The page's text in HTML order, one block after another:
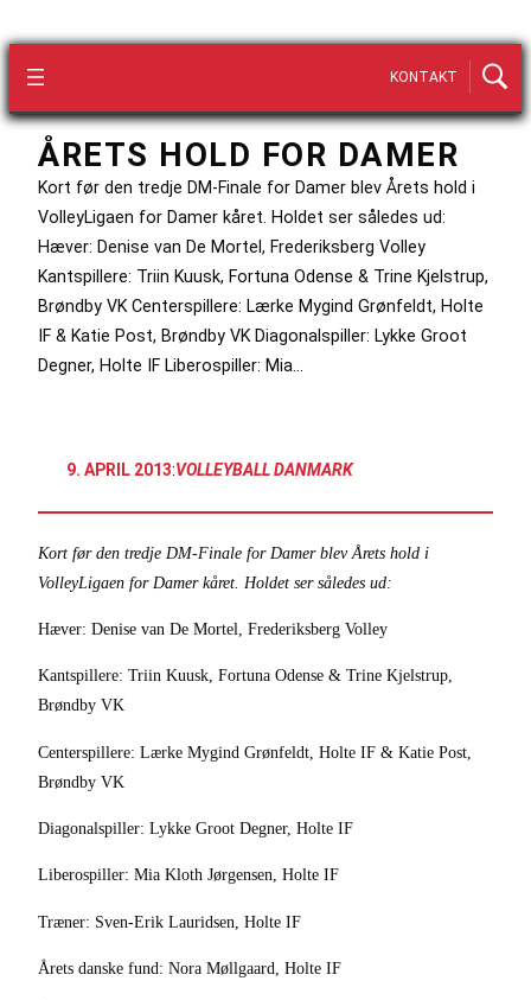
KONTAKT
ÅRETS HOLD FOR DAMER
Kort før den tredje DM-Finale for Damer blev Årets hold i
VolleyLigaen for Damer kåret. Holdet ser således ud:
Hæver: Denise van De Mortel, Frederiksberg Volley
Kantspillere: Triin Kuusk, Fortuna Odense & Trine Kjelstrup,
Brøndby VK Centerspillere: Lærke Mygind Grønfeldt, Holte
IF & Katie Post, Brøndby VK Diagonalspiller: Lykke Groot
Degner, Holte IF Liberospiller: Mia…
9. APRIL 2013:VOLLEYBALL DANMARK
Kort før den tredje DM-Finale for Damer blev Årets hold i
VolleyLigaen for Damer kåret. Holdet ser således ud:
Hæver: Denise van De Mortel, Frederiksberg Volley
Kantspillere: Triin Kuusk, Fortuna Odense & Trine Kjelstrup,
Brøndby VK
Centerspillere: Lærke Mygind Grønfeldt, Holte IF & Katie Post,
Brøndby VK
Diagonalspiller: Lykke Groot Degner, Holte IF
Liberospiller: Mia Kloth Jørgensen, Holte IF
Træner: Sven-Erik Lauridsen, Holte IF
Årets danske fund: Nora Møllgaard, Holte IF